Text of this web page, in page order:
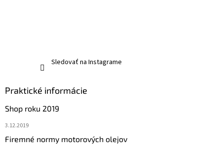
Sledovať na Instagrame
Praktické informácie
Shop roku 2019
3.12.2019
Firemné normy motorových olejov